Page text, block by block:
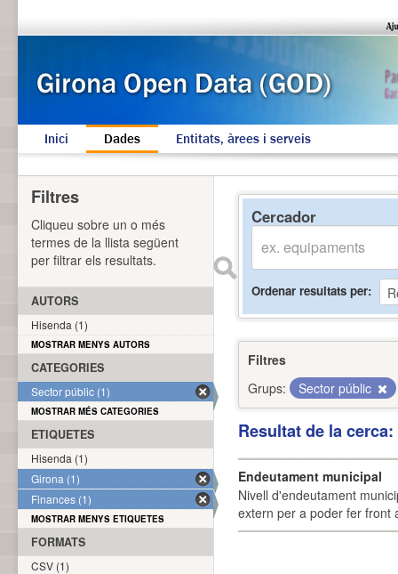
Inici Dades Entitats, àrees i serveis
Cercador
Ordenar resultats per
Filtres
Grups:
Sector públic
Resultat de la
Endeutament municipal
Nivell d'endeutament
extern per a poder fer front
Filtres
Cliqueu sobre un o més
termes de la llista següent
per filtrar els resultats.
AUTORS
Hisenda (1)
MOSTRAR MENYS AUTORS
CATEGORIES
Sector públic (1)
MOSTRAR MÉS CATEGORIES
ETIQUETES
Hisenda (1)
Girona (1)
Finances (1)
MOSTRAR MENYS ETIQUETES
FORMATS
CSV (1)